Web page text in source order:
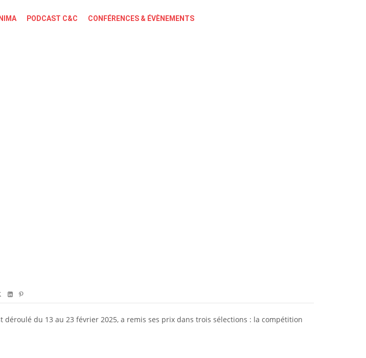
PODCAST C&C CONFÉRENCES & ÉVÈNEMENTS
du 13 au 23 février 2025, a remis ses prix dans trois sélections : la compétition